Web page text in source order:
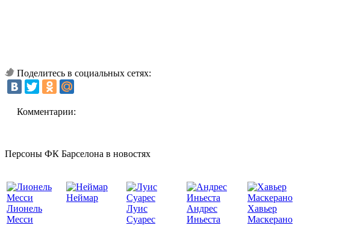
Поделитесь в социальных сетях:
Комментарии:
Персоны ФК Барселона в новостях
Лионель
Месси
Неймар
Луис
Суарес
Андрес
Иньеста
Хавьер
Маскерано